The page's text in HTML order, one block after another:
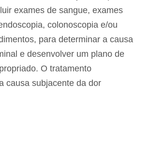
exames de sangue, exames
colonoscopia e/ou
para determinar a causa
e desenvolver um plano de
O tratamento
causa subjacente da dor